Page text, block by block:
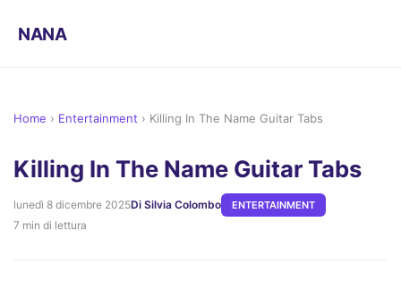
NANA
Home › Entertainment › Killing In The Name Guitar Tabs
Killing In The Name Guitar Tabs
lunedì 8 dicembre 2025Di Silvia Colombo ENTERTAINMENT
7 min di lettura